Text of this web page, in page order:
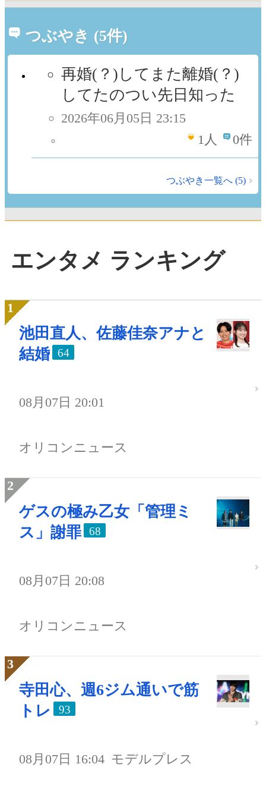
つぶやき (5件)
再婚(？)してまた離婚(？)
してたのつい先日知った
2026年06月05日 23:15
1 人 0件
つぶやき一覧へ (5)
エンタメ ランキング
池田直人、佐藤佳奈アナと
結婚
64
08月07日 20:01
オリコンニュース
ゲスの極み乙女「管理ミ
ス」謝罪
68
08月07日 20:08
オリコンニュース
寺田心、週6ジム通いで筋
トレ
93
08月07日 16:04 モデルプレス